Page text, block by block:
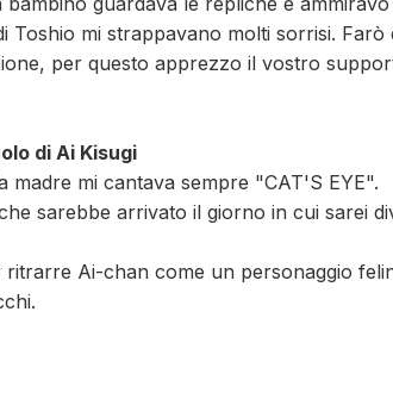
Toshio mi strappavano molti sorrisi.
per questo apprezzo il vostro
di Ai Kisugi
madre mi cantava sempre "CAT'S EYE".
sarebbe arrivato il giorno in cui sarei
Ai-chan come un personaggio